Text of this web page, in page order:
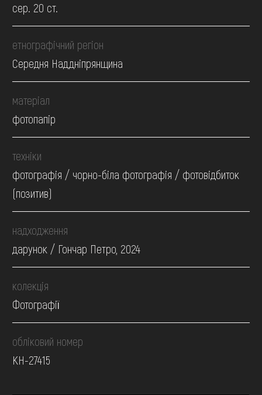
сер. 20 ст.
етнографічний регіон
Середня Наддніпрянщина
матеріал
фотопапір
техніки
фотографія / чорно-біла фотографія / фотовідбиток
(позитив)
надходження
дарунок / Гончар Петро, 2024
колекція
Фотографії
обліковий номер
КН-27415